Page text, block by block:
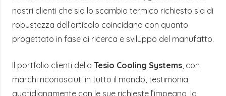
nostri clienti che sia lo scambio termico richiesto sia di
robustezza dell’articolo coincidano con quanto
progettato in fase di ricerca e sviluppo del manufatto.
Il portfolio clienti della Tesio Cooling Systems, con
marchi riconosciuti in tutto il mondo, testimonia
quotidianamente con le sue richieste l’impegno, la